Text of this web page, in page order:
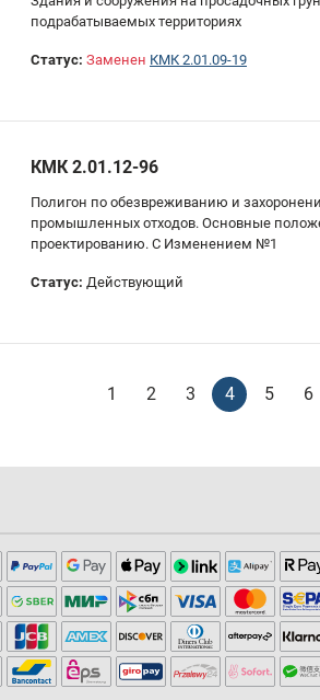
подрабатываемых территориях
Статус: Заменен КМК 2.01.09-19
КМК 2.01.12-96
Полигон по обезвреживанию и
промышленных отходов. Основные
проектированию. С Изменением №1
Статус: Действующий
1 2 3 4 5 6